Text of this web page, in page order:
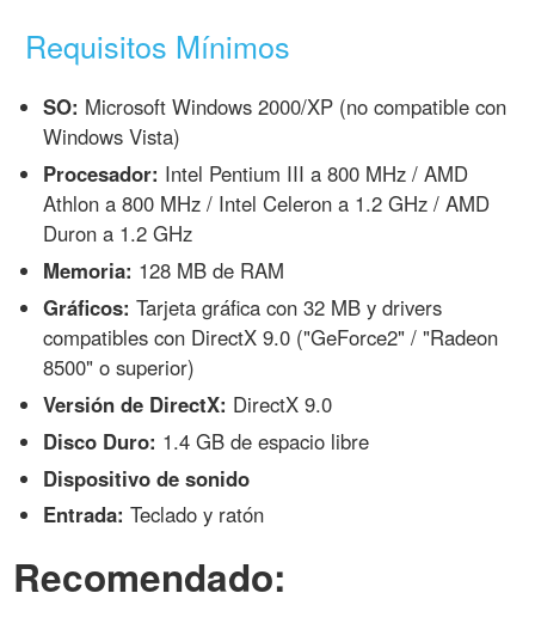
Requisitos Mínimos
SO: Microsoft Windows 2000/XP (no compatible con
Windows Vista)
Procesador: Intel Pentium III a 800 MHz / AMD
Athlon a 800 MHz / Intel Celeron a 1.2 GHz / AMD
Duron a 1.2 GHz
Memoria: 128 MB de RAM
Gráficos: Tarjeta gráfica con 32 MB y drivers
compatibles con DirectX 9.0 ("GeForce2" / "Radeon
8500" o superior)
Versión de DirectX: DirectX 9.0
Disco Duro: 1.4 GB de espacio libre
Dispositivo de sonido
Entrada: Teclado y ratón
Recomendado: